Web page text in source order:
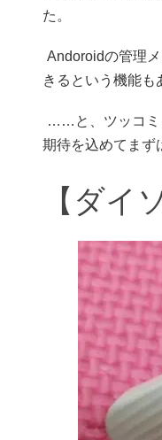
た。
Andoroidの管理
きるという機能も
……と、ツッコミ
期待を込めてまず
【ダイ